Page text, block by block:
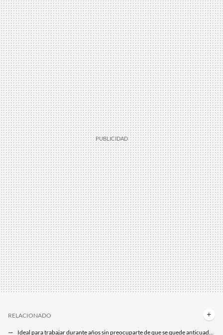
RELACIONADO
Ideal para trabajar durante años sin preocuparte de que se quede anticuado: este portátil Dell vuelve (casi) a precio de Black Friday